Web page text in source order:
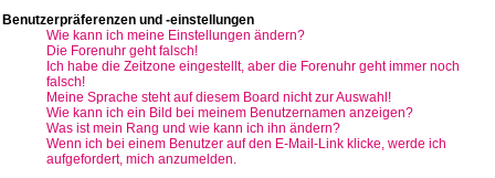
Benutzerpräferenzen und -einstellungen
Wie kann ich meine Einstellungen ändern?
Die Forenuhr geht falsch!
Ich habe die Zeitzone eingestellt, aber die Forenuhr geht immer noch
falsch!
Meine Sprache steht auf diesem Board nicht zur Auswahl!
Wie kann ich ein Bild bei meinem Benutzernamen anzeigen?
Was ist mein Rang und wie kann ich ihn ändern?
Wenn ich bei einem Benutzer auf den E-Mail-Link klicke, werde ich
aufgefordert, mich anzumelden.